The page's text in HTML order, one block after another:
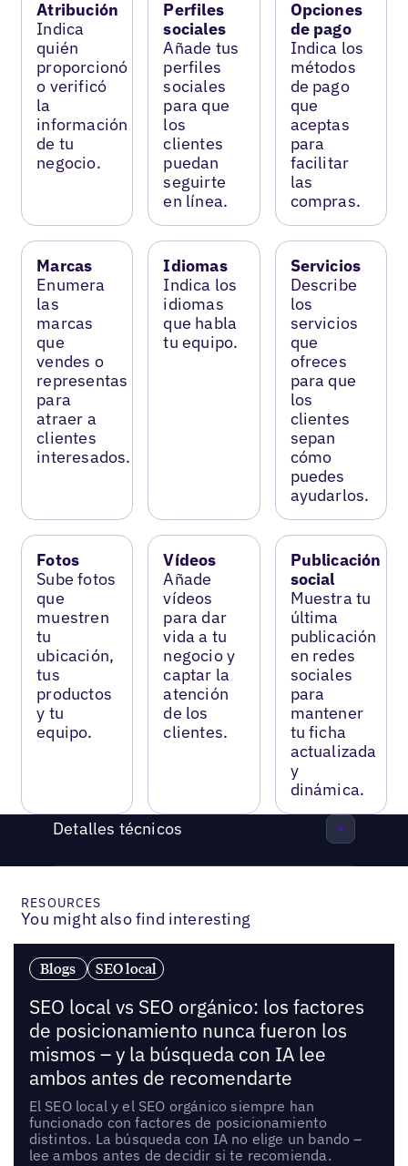
Atribución
Indica
quién
proporcionó
o verificó
la
información
de tu
negocio.
Perfiles
sociales
Añade tus
perfiles
sociales
para que
los
clientes
puedan
seguirte
en línea.
Opciones
de pago
Indica los
métodos
de pago
que
aceptas
para
facilitar
las
compras.
Marcas
Enumera
las
marcas
que
vendes o
representas
para
atraer a
clientes
interesados.
Idiomas
Indica los
idiomas
que habla
tu equipo.
Servicios
Describe
los
servicios
que
ofreces
para que
los
clientes
sepan
cómo
puedes
ayudarlos.
Fotos
Sube fotos
que
muestren
tu
ubicación,
tus
productos
y tu
equipo.
Vídeos
Añade
vídeos
para dar
vida a tu
negocio y
captar la
atención
de los
clientes.
Publicación
social
Muestra tu
última
publicación
en redes
sociales
para
mantener
tu ficha
actualizada
y
dinámica.
Detalles técnicos
RESOURCES
You might also find interesting
Blogs SEO local
SEO local vs SEO orgánico: los factores
de posicionamiento nunca fueron los
mismos – y la búsqueda con IA lee
ambos antes de recomendarte
El SEO local y el SEO orgánico siempre han
funcionado con factores de posicionamiento
distintos. La búsqueda con IA no elige un bando –
lee ambos antes de decidir si te recomienda.